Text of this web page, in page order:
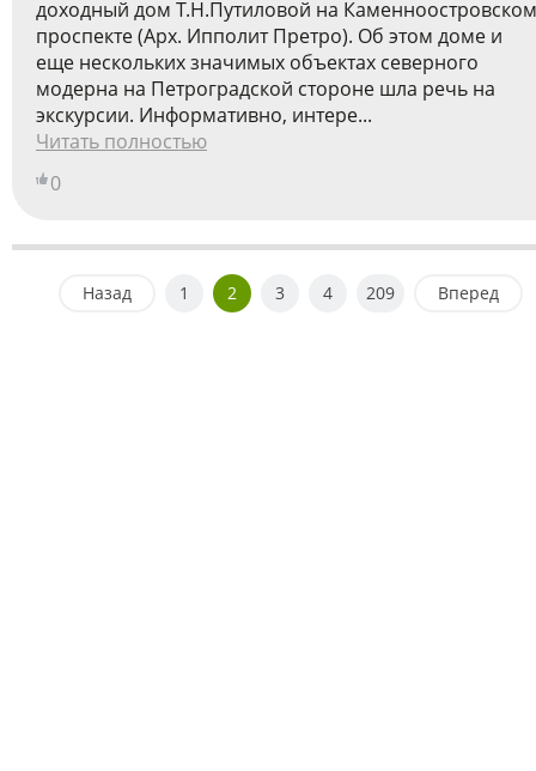
доходный дом Т.Н.Путиловой на Каменноостровском
проспекте (Арх. Ипполит Претро). Об этом доме и
еще нескольких значимых объектах северного
модерна на Петроградской стороне шла речь на
экскурсии. Информативно, интере...
Читать полностью
0
Назад 1 2 3 4 209 Вперед